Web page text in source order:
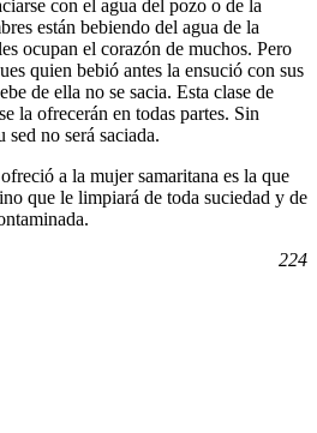
con el agua del pozo o de la
están bebiendo del agua de la
ocupan el corazón de muchos. Pero
quien bebió antes la ensució con sus
de ella no se sacia. Esta clase de
la ofrecerán en todas partes. Sin
sed no será saciada.
a la mujer samaritana es la que
que le limpiará de toda suciedad y de
224